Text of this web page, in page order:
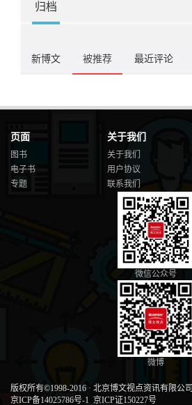
归档
新博文 被推荐 最近评论
页面
图书
电子书
专题
关于我们
关于我们
用户协议
联系我们
微信公众号
微博
版权所有©1998-2016 · 北京博文视点资讯有限公司
京ICP备14025786号-1 京ICP证150227号